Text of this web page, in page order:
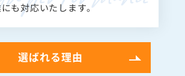
も対応いたします。
選ばれる理由